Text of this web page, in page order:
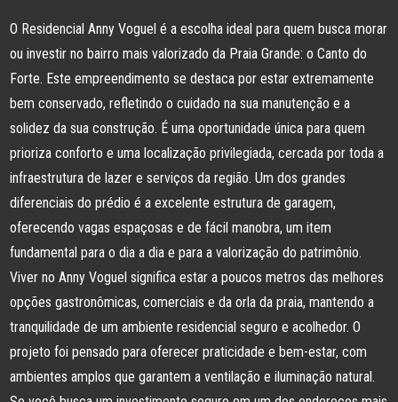
O Residencial Anny Voguel é a escolha ideal para quem busca morar
ou investir no bairro mais valorizado da Praia Grande: o Canto do
Forte. Este empreendimento se destaca por estar extremamente
bem conservado, refletindo o cuidado na sua manutenção e a
solidez da sua construção. É uma oportunidade única para quem
prioriza conforto e uma localização privilegiada, cercada por toda a
infraestrutura de lazer e serviços da região. Um dos grandes
diferenciais do prédio é a excelente estrutura de garagem,
oferecendo vagas espaçosas e de fácil manobra, um item
fundamental para o dia a dia e para a valorização do patrimônio.
Viver no Anny Voguel significa estar a poucos metros das melhores
opções gastronômicas, comerciais e da orla da praia, mantendo a
tranquilidade de um ambiente residencial seguro e acolhedor. O
projeto foi pensado para oferecer praticidade e bem-estar, com
ambientes amplos que garantem a ventilação e iluminação natural.